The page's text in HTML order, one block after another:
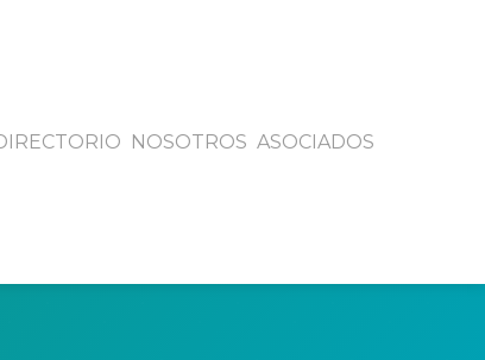
NOSOTROS ASOCIADOS